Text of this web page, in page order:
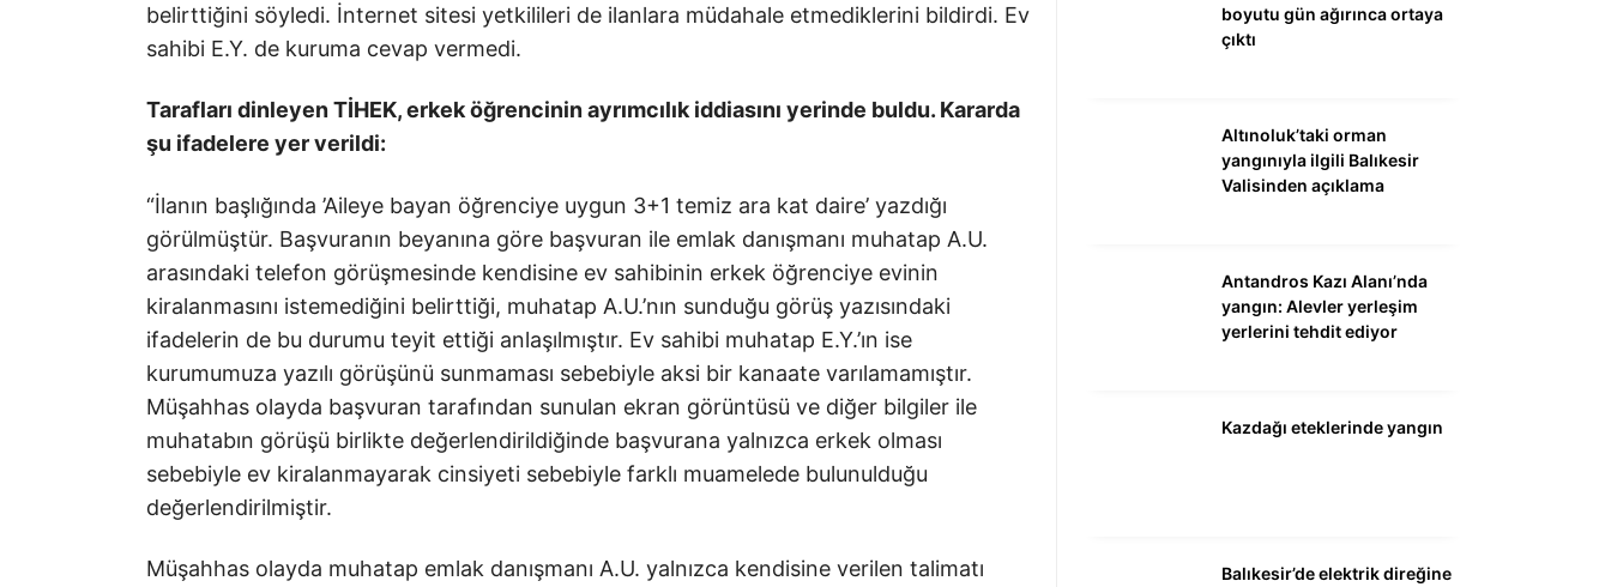
belirttiğini söyledi. İnternet sitesi yetkilileri de ilanlara müdahale etmediklerini bildirdi. Ev
sahibi E.Y. de kuruma cevap vermedi.
Tarafları dinleyen TİHEK, erkek öğrencinin ayrımcılık iddiasını yerinde buldu. Kararda
şu ifadelere yer verildi:
“İlanın başlığında ’Aileye bayan öğrenciye uygun 3+1 temiz ara kat daire’ yazdığı
görülmüştür. Başvuranın beyanına göre başvuran ile emlak danışmanı muhatap A.U.
arasındaki telefon görüşmesinde kendisine ev sahibinin erkek öğrenciye evinin
kiralanmasını istemediğini belirttiği, muhatap A.U.’nın sunduğu görüş yazısındaki
ifadelerin de bu durumu teyit ettiği anlaşılmıştır. Ev sahibi muhatap E.Y.’ın ise
kurumumuza yazılı görüşünü sunmaması sebebiyle aksi bir kanaate varılamamıştır.
Müşahhas olayda başvuran tarafından sunulan ekran görüntüsü ve diğer bilgiler ile
muhatabın görüşü birlikte değerlendirildiğinde başvurana yalnızca erkek olması
sebebiyle ev kiralanmayarak cinsiyeti sebebiyle farklı muamelede bulunulduğu
değerlendirilmiştir.
Müşahhas olayda muhatap emlak danışmanı A.U. yalnızca kendisine verilen talimatı
boyutu gün ağırınca ortaya
çıktı
Altınoluk’taki orman
yangınıyla ilgili Balıkesir
Valisinden açıklama
Antandros Kazı Alanı’nda
yangın: Alevler yerleşim
yerlerini tehdit ediyor
Kazdağı eteklerinde yangın
Balıkesir’de elektrik direğine